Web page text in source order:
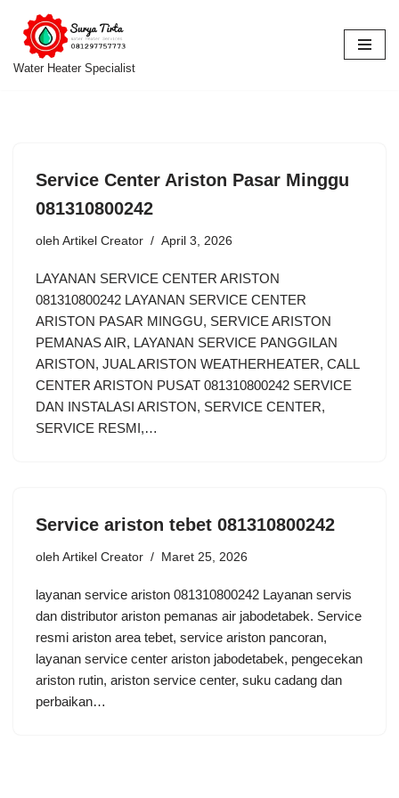
Lompat
ke
Water Heater Specialist
Service Center Ariston Pasar Minggu
081310800242
oleh Artikel Creator April 3, 2026
LAYANAN SERVICE CENTER ARISTON
081310800242 LAYANAN SERVICE CENTER
ARISTON PASAR MINGGU, SERVICE ARISTON
PEMANAS AIR, LAYANAN SERVICE PANGGILAN
ARISTON, JUAL ARISTON WEATHERHEATER, CALL
CENTER ARISTON PUSAT 081310800242 SERVICE
DAN INSTALASI ARISTON, SERVICE CENTER,
SERVICE RESMI,…
Service ariston tebet 081310800242
oleh Artikel Creator Maret 25, 2026
layanan service ariston 081310800242 Layanan servis
dan distributor ariston pemanas air jabodetabek. Service
resmi ariston area tebet, service ariston pancoran,
layanan service center ariston jabodetabek, pengecekan
ariston rutin, ariston service center, suku cadang dan
perbaikan…